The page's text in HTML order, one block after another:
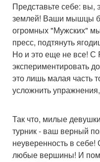
Представьте себе: вы,
землей! Ваши мышцы
огромных "Мужских"
пресс, подтянуть
Но и это еще не все! С
экспериментировать
это лишь малая часть
усложнить
Так что, милые
турник - ваш верный
неуверенность в
любые вершины! И